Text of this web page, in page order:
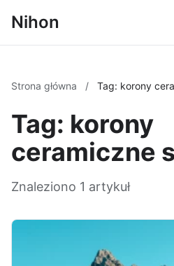
Nihon
Strona główna / Tag: korony
Tag: korony
ceramiczne
Znaleziono 1 artykuł